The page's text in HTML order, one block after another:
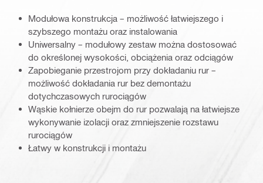
Modułowa konstrukcja – możliwość łatwiejszego i
szybszego montażu oraz instalowania
Uniwersalny – modułowy zestaw można dostosować
do określonej wysokości, obciążenia oraz odciągów
Zapobieganie przestrojom przy dokładaniu rur –
możliwość dokładania rur bez demontażu
dotychczasowych rurociągów
Wąskie kołnierze obejm do rur pozwalają na łatwiejsze
wykonywanie izolacji oraz zmniejszenie rozstawu
rurociągów
Łatwy w konstrukcji i montażu